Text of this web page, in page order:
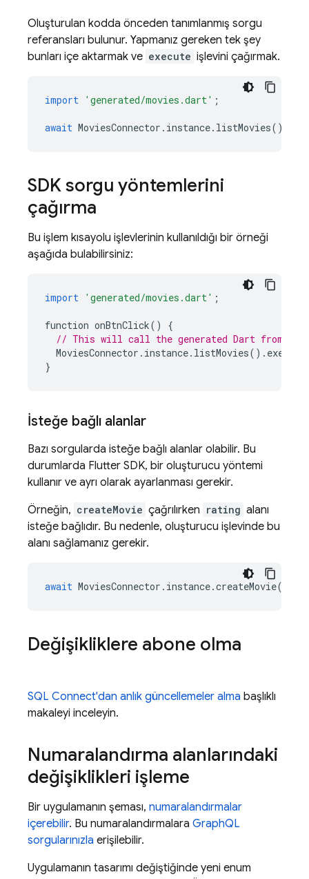
Oluşturulan kodda önceden tanımlanmış sorgu
referansları bulunur. Yapmanız gereken tek şey
bunları içe aktarmak ve execute işlevini çağırmak.
import 'generated/movies.dart' ;
await MoviesConnector . instance. listMovies().
SDK sorgu yöntemlerini
çağırma
Bu işlem kısayolu işlevlerinin kullanıldığı bir örneği
aşağıda bulabilirsiniz:
import 'generated/movies.dart' ;
function onBtnClick()
{
// This will call the generated Dart from the
MoviesConnector . instance. listMovies(). execute
}
İsteğe bağlı alanlar
Bazı sorgularda isteğe bağlı alanlar olabilir. Bu
durumlarda Flutter SDK, bir oluşturucu yöntemi
kullanır ve ayrı olarak ayarlanması gerekir.
Örneğin, createMovie çağrılırken rating alanı
isteğe bağlıdır. Bu nedenle, oluşturucu işlevinde bu
alanı sağlamanız gerekir.
await MoviesConnector . instance.createMovie(
Değişikliklere abone olma
SQL Connect'dan anlık güncellemeler alma başlıklı
makaleyi inceleyin.
Numaralandırma alanlarındaki
değişiklikleri işleme
Bir uygulamanın şeması, numaralandırmalar
içerebilir. Bu numaralandırmalara GraphQL
sorgularınızla erişilebilir.
Uygulamanın tasarımı değiştiğinde yeni enum